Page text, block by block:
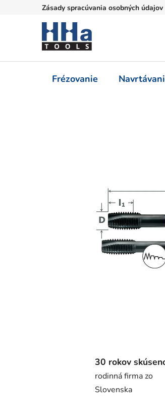
Zásady spracúvania osobných údajov
Frézovanie
30 rokov
rodinná firma zo
Slovenska